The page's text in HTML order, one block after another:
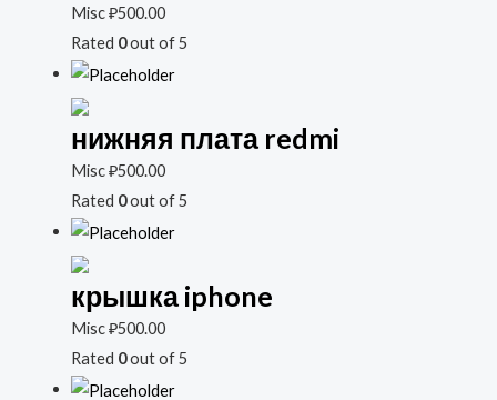
Misc₽500.00
Rated 0out of 5
нижняя плата redmi
Misc₽500.00
Rated 0out of 5
крышка iphone
Misc₽500.00
Rated 0out of 5